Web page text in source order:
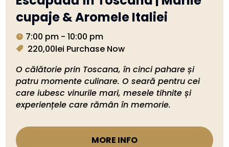
cupaje & Aromele Italiei
7:00 pm - 10:00 pm
220,00lei Purchase Now
O călătorie prin Toscana, în cinci pahare și
patru momente culinare. O seară pentru cei
care iubesc vinurile mari, mesele tihnite și
experiențele care rămân în memorie.
MORE INFO